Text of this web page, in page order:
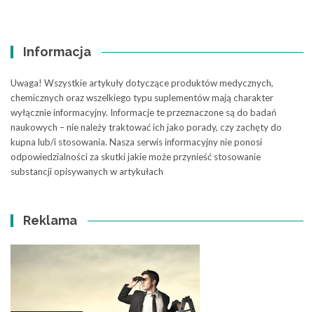
Informacja
Uwaga! Wszystkie artykuły dotyczące produktów medycznych,
chemicznych oraz wszelkiego typu suplementów mają charakter
wyłącznie informacyjny. Informacje te przeznaczone są do badań
naukowych – nie należy traktować ich jako porady, czy zachęty do
kupna lub/i stosowania. Nasza serwis informacyjny nie ponosi
odpowiedzialności za skutki jakie może przynieść stosowanie
substancji opisywanych w artykułach
Reklama